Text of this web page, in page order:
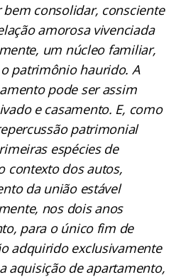
consolidar, consciente
amorosa vivenciada
um núcleo familiar,
patrimônio haurido. A
pode ser assim
e casamento. E, como
patrimonial
espécies de
contexto dos autos,
da união estável
nos dois anos
para o único fim de
adquirido exclusivamente
aquisição de apartamento,